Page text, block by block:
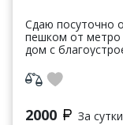
Сдаю посуточно
пешком от метро
дом с
Удобная
2000 За сутки